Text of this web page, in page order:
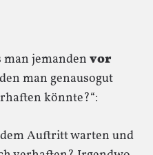
man jemanden vor
man genausogut
könnte?“:
Auftritt warten und